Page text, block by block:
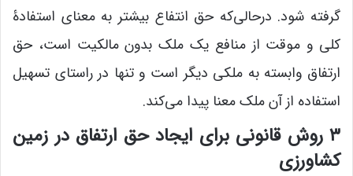
گرفته شود. درحالی‌که حق انتفاع بیشتر به معنای استفادۀ
کلی و موقت از منافع یک ملک بدون مالکیت است، حق
ارتفاق وابسته به ملکی دیگر است و تنها در راستای تسهیل
استفاده از آن ملک معنا پیدا می‌کند.
۳ روش قانونی برای ایجاد حق ارتفاق در زمین
کشاورزی